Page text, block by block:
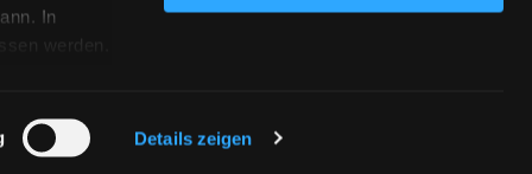
In
werden.
links
Details zeigen